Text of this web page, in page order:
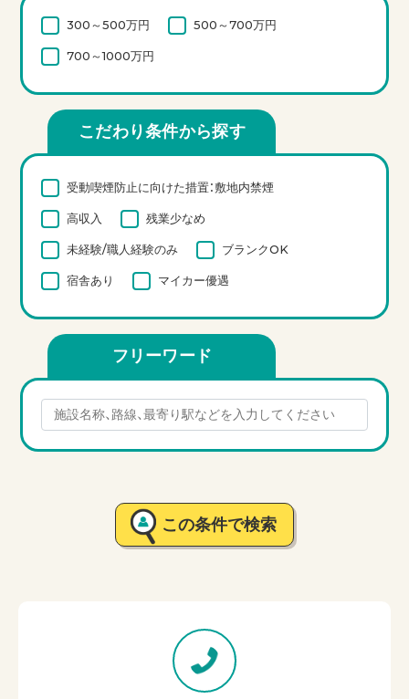
300～500万円 500～700万円
700～1000万円
こだわり条件から探す
受動喫煙防止に向けた措置：敷地内禁煙
高収入 残業少なめ
未経験/職人経験のみ ブランクOK
宿舎あり マイカー優遇
フリーワード
この条件で検索